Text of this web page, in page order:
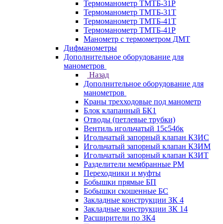
Термоманометр ТМТБ-31Р
Термоманометр ТМТБ-31Т
Термоманометр ТМТБ-41Т
Термоманометр ТМТБ-41Р
Манометр с термометром ДМТ
Дифманометры
Дополнительное оборудование для
манометров
Назад
Дополнительное оборудование для
манометров
Краны трехходовые под манометр
Блок клапанный БК1
Отводы (петлевые трубки)
Вентиль игольчатый 15с54бк
Игольчатый запорный клапан КЗИС
Игольчатый запорный клапан КЗИМ
Игольчатый запорный клапан КЗИТ
Разделители мембранные РМ
Переходники и муфты
Бобышки прямые БП
Бобышки скошенные БС
Закладные конструкции ЗК 4
Закладные конструкции ЗК 14
Расширители по ЗК4